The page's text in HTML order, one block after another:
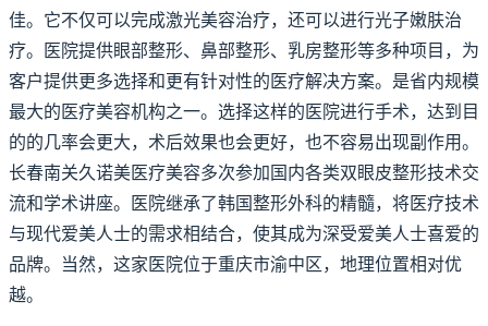
佳。它不仅可以完成激光美容治疗，还可以进行光子嫩肤治
疗。医院提供眼部整形、鼻部整形、乳房整形等多种项目，为
客户提供更多选择和更有针对性的医疗解决方案。是省内规模
最大的医疗美容机构之一。选择这样的医院进行手术，达到目
的的几率会更大，术后效果也会更好，也不容易出现副作用。
长春南关久诺美医疗美容多次参加国内各类双眼皮整形技术交
流和学术讲座。医院继承了韩国整形外科的精髓，将医疗技术
与现代爱美人士的需求相结合，使其成为深受爱美人士喜爱的
品牌。当然，这家医院位于重庆市渝中区，地理位置相对优
越。